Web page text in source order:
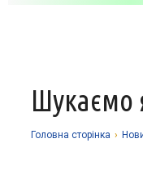
Шукаємо
Головна сторiнка ›